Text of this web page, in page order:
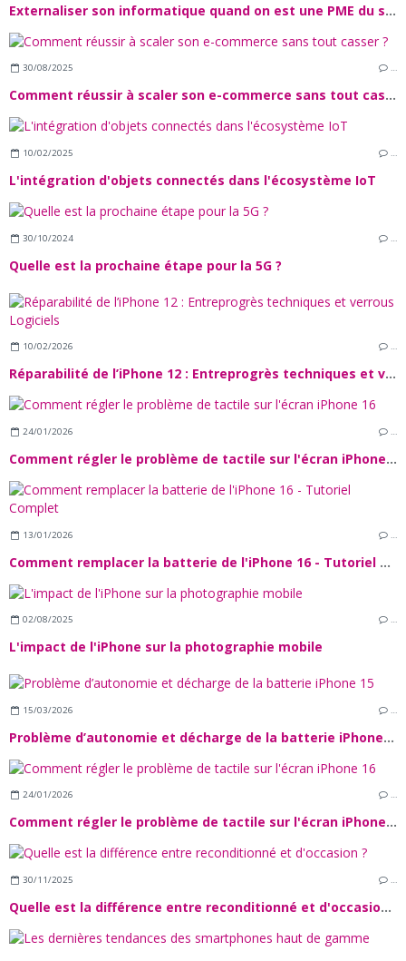
Externaliser son informatique quand on est une PME du secteur financier
30/08/2025 …
Comment réussir à scaler son e-commerce sans tout casser ?
10/02/2025 …
L'intégration d'objets connectés dans l'écosystème IoT
30/10/2024 …
Quelle est la prochaine étape pour la 5G ?
10/02/2026 …
Réparabilité de l’iPhone 12 : Entreprogrès techniques et verrous Logiciels
24/01/2026 …
Comment régler le problème de tactile sur l'écran iPhone 16
13/01/2026
Comment remplacer la batterie de l'iPhone 16 - Tutoriel Complet
02/08/2025 …
L'impact de l'iPhone sur la photographie mobile
15/03/2026 …
Problème d’autonomie et décharge de la batterie iPhone 15
24/01/2026 …
Comment régler le problème de tactile sur l'écran iPhone 16
30/11/2025 …
Quelle est la différence entre reconditionné et d'occasion ?